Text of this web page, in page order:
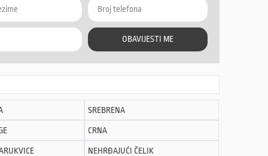
OBAVIJESTI ME
SREBRENA
CRNA
NEHRĐAJUĆI ČELIK